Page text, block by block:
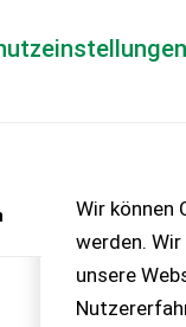
Wir können
werden.
unsere
– KEINE